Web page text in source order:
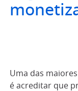
Uma das
é acreditar que